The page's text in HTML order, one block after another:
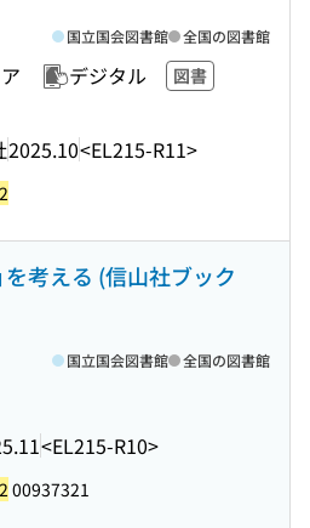
デジタル
図書
2025.10<EL215-R11>
国立国会図書館 全国の図書館
考える (信山社ブック
<EL215-R10>
国立国会図書館 全国の図書館
00937321